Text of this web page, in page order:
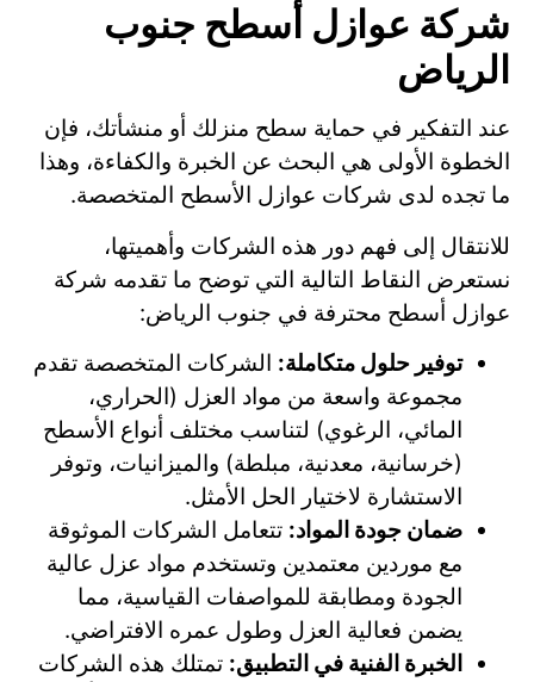
شركة عوازل أسطح جنوب
الرياض
عند التفكير في حماية سطح منزلك أو منشأتك، فإن
الخطوة الأولى هي البحث عن الخبرة والكفاءة، وهذا
ما تجده لدى شركات عوازل الأسطح المتخصصة.
للانتقال إلى فهم دور هذه الشركات وأهميتها،
نستعرض النقاط التالية التي توضح ما تقدمه شركة
عوازل أسطح محترفة في جنوب الرياض:
توفير حلول متكاملة: الشركات المتخصصة تقدم
مجموعة واسعة من مواد العزل (الحراري،
المائي، الرغوي) لتناسب مختلف أنواع الأسطح
(خرسانية، معدنية، مبلطة) والميزانيات، وتوفر
الاستشارة لاختيار الحل الأمثل.
ضمان جودة المواد: تتعامل الشركات الموثوقة
مع موردين معتمدين وتستخدم مواد عزل عالية
الجودة ومطابقة للمواصفات القياسية، مما
يضمن فعالية العزل وطول عمره الافتراضي.
الخبرة الفنية في التطبيق: تمتلك هذه الشركات